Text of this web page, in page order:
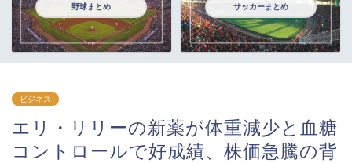
野球まとめ サッカーまとめ
ビジネス
エリ・リリーの新薬が体重減少と血糖
コントロールで好成績、株価急騰の背